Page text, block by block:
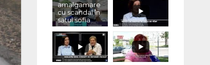
amalgamare
cu scandal în
satul sofia